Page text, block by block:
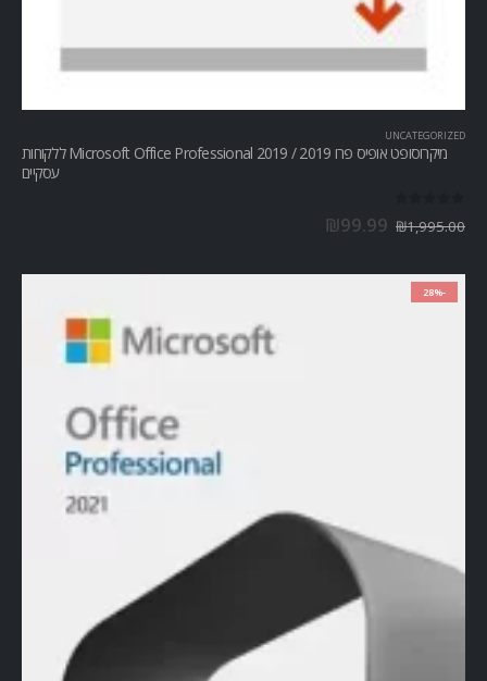
UNCATEGORIZED
מיקרוסופט אופיס פרו Microsoft Office Professional 2019 / 2019 ללקוחות
עסקיים
₪1,995.00
₪99.99
-28%